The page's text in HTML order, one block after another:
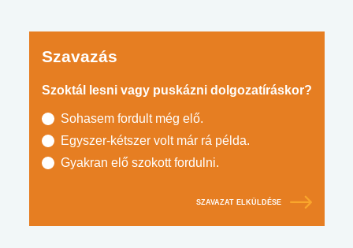
Szavazás
Szoktál lesni vagy puskázni dolgozatíráskor?
Sohasem fordult még elő.
Egyszer-kétszer volt már rá példa.
Gyakran elő szokott fordulni.
SZAVAZAT ELKÜLDÉSE